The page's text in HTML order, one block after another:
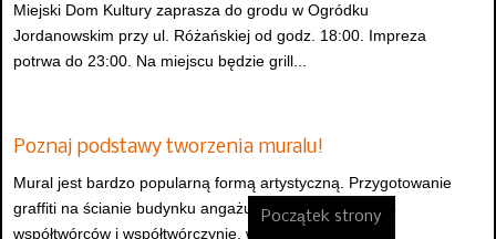
Miejski Dom Kultury zaprasza do grodu w Ogródku
Jordanowskim przy ul. Różańskiej od godz. 18:00. Impreza
potrwa do 23:00. Na miejscu będzie grill...
Poznaj podstawy tworzenia muralu!
Mural jest bardzo popularną formą artystyczną. Przygotowanie
graffiti na ścianie budynku angażuje emocjonalnie jego
współtwórców i współtwórczynie, wzmacniając walory
Początek strony